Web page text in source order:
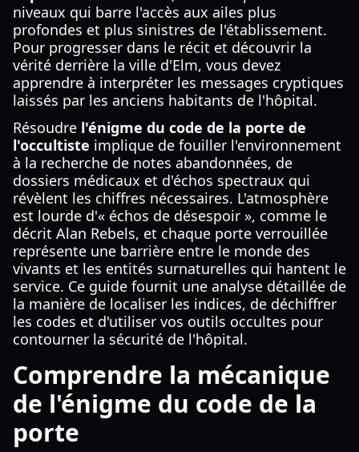
niveaux qui barre l'accès aux ailes plus
profondes et plus sinistres de l'établissement.
Pour progresser dans le récit et découvrir la
vérité derrière la ville d'Elm, vous devez
apprendre à interpréter les messages cryptiques
laissés par les anciens habitants de l'hôpital.
Résoudre l'énigme du code de la porte de
l'occultiste implique de fouiller l'environnement
à la recherche de notes abandonnées, de
dossiers médicaux et d'échos spectraux qui
révèlent les chiffres nécessaires. L'atmosphère
est lourde d'« échos de désespoir », comme le
décrit Alan Rebels, et chaque porte verrouillée
représente une barrière entre le monde des
vivants et les entités surnaturelles qui hantent le
service. Ce guide fournit une analyse détaillée de
la manière de localiser les indices, de déchiffrer
les codes et d'utiliser vos outils occultes pour
contourner la sécurité de l'hôpital.
Comprendre la mécanique
de l'énigme du code de la
porte